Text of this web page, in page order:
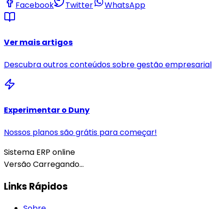
Facebook Twitter WhatsApp
Ver mais artigos
Descubra outros conteúdos sobre gestão empresarial
Experimentar o Duny
Nossos planos são grátis para começar!
Sistema ERP online
VersãoCarregando...
Links Rápidos